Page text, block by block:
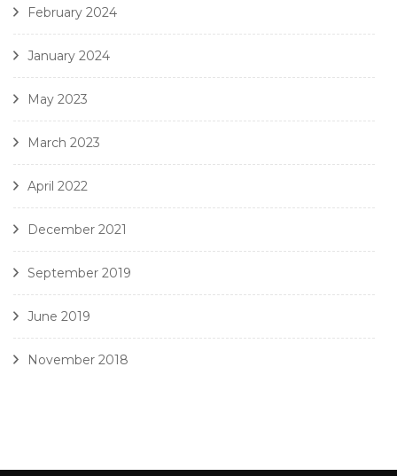
February 2024
January 2024
May 2023
March 2023
April 2022
December 2021
September 2019
June 2019
November 2018